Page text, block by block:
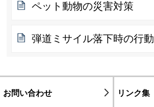
ペット動物の災害対策
弾道ミサイル落下時の行動
お問い合わせ リンク集